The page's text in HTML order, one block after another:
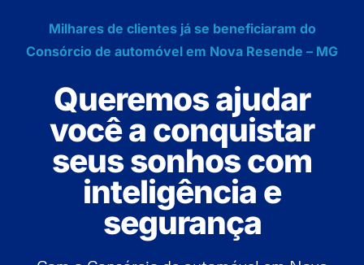
Milhares de clientes já se beneficiaram do
Consórcio de automóvel em Nova Resende – MG
Queremos ajudar
você a conquistar
seus sonhos com
inteligência e
segurança